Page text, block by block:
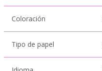
Coloración
Tipo de papel